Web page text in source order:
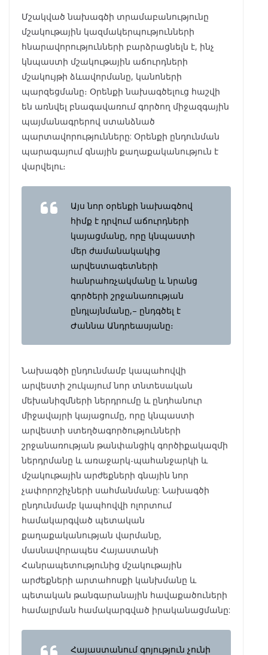
Մշակված նախագծի տրամաբանությունը
մշակութային կազմակերպությունների
հնարավորությունների բարձրացնելն է, ինչ
կնպաստի մշակութային աճուրդների
մշակույթի ձևավորմանը, կանոների
պարզեցմանը։ Օրենքի նախագծելուց հաշվի
են առնվել բնագավառում գործող միջազգային
պայմանագրերով ստանձնած
պարտավորությունները: Օրենքի ընդունման
պարագայում գնային քաղաքականություն է
վարվելու։
Այս նոր օրենքի նախագծով
հիմք է դրվում աճուրդների
կայացմանը, որը կնպաստի
մեր ժամանակակից
արվեստագետների
հանրահռչակմանը և նրանց
գործերի շրջանառության
ընդլայնմանը,– ընդգծել է
Ժաննա Անդրեասյանը։
Նախագծի ընդունմամբ կապահովվի
արվեստի շուկայում նոր տնտեսական
մեխանիզմների ներդրումը և ընդհանուր
միջավայրի կայացումը, որը կնպաստի
արվեստի ստեղծագործությունների
շրջանառության թանփանցիկ գործիքակազմի
ներդրմանը և առաջարկ-պահանջարկի և
մշակութային արժեքների գնային նոր
չափորոշիչների սահմանմանը: Նախագծի
ընդունմամբ կապհովվի ոլորտում
համակարգված պետական
քաղաքականության վարմանը,
մասնավորապես Հայաստանի
Հանրապետությունից մշակութային
արժեքների արտահոսքի կանխմանը և
պետական թանգարանային հավաքածուների
համալրման համակարգված իրականացմանը:
Հայաստանում գոյություն չունի